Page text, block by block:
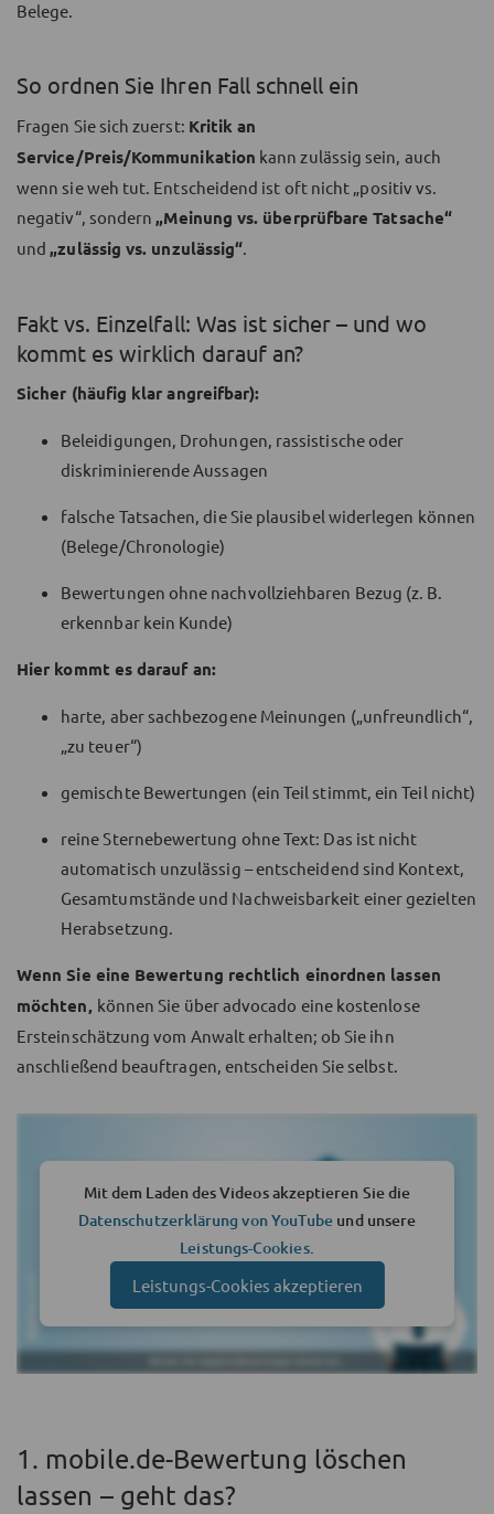
Belege.
So ordnen Sie Ihren Fall schnell ein
Fragen Sie sich zuerst: Kritik an
Service/Preis/Kommunikation kann zulässig sein, auch
wenn sie weh tut. Entscheidend ist oft nicht „positiv vs.
negativ“, sondern „Meinung vs. überprüfbare Tatsache“
und „zulässig vs. unzulässig“
Fakt vs. Einzelfall: Was ist sicher – und wo
kommt es wirklich darauf an?
Sicher (häufig klar angreifbar):
Beleidigungen, Drohungen, rassistische oder
diskriminierende Aussagen
falsche Tatsachen, die Sie plausibel widerlegen können
(Belege/Chronologie)
Bewertungen ohne nachvollziehbaren Bezug (z. B.
erkennbar kein Kunde)
Hier kommt es darauf an:
harte, aber sachbezogene Meinungen („unfreundlich“,
„zu teuer“)
gemischte Bewertungen (ein Teil stimmt, ein Teil nicht)
reine Sternebewertung ohne Text: Das ist nicht
automatisch unzulässig – entscheidend sind Kontext,
Gesamtumstände und Nachweisbarkeit einer gezielten
Herabsetzung.
Wenn Sie eine Bewertung rechtlich einordnen lassen
möchten, können Sie über advocado eine kostenlose
Ersteinschätzung vom Anwalt erhalten; ob Sie ihn
anschließend beauftragen, entscheiden Sie selbst.
Mit dem Laden des Videos akzeptieren Sie die
Datenschutzerklärung von YouTube und unsere
Leistungs-Cookies.
Leistungs-Cookies akzeptieren
1. mobile.de-Bewertung löschen
lassen – geht das?